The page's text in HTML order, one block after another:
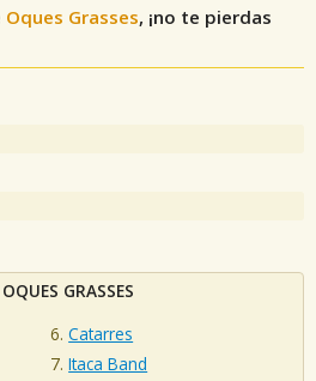
Oques Grasses, ¡no te pierdas
GRASSES
Catarres
Itaca Band